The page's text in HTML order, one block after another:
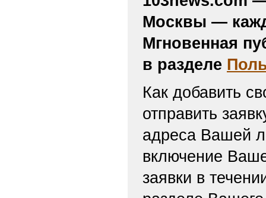
Москвы —
Мгновенная
в разделе
Как добавить
отправить
адреса Вашей
включение
заявки в